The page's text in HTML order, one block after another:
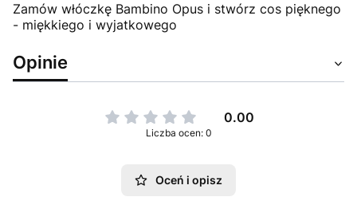
Zamów włóczkę Bambino Opus i stwórz cos pięknego
- miękkiego i wyjatkowego
Opinie
0.00
Liczba ocen: 0
Oceń i opisz